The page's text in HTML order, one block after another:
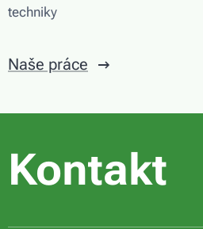
techniky
Naše práce
Kontakt